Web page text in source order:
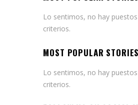
Lo sentimos, no hay
criterios.
MOST POPULAR STORIES
Lo sentimos, no hay
criterios.